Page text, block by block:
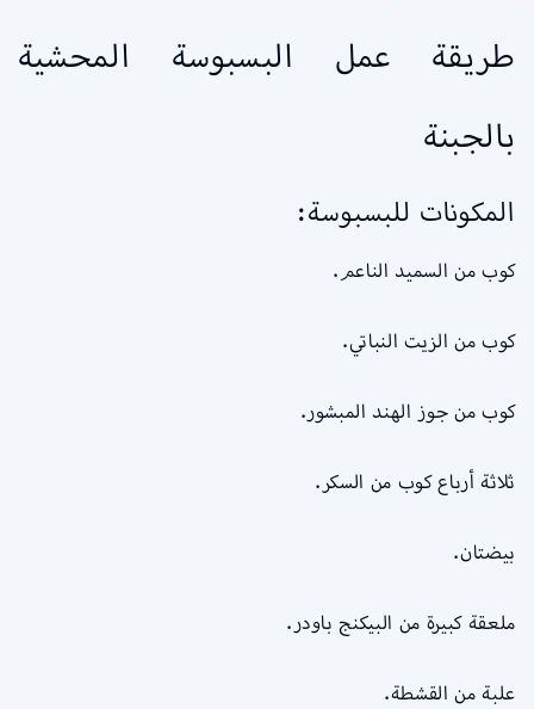
طريقة عمل البسبوسة المحشية
بالجبنة
المكونات للبسبوسة:
كوب من السميد الناعم.
كوب من الزيت النباتي.
كوب من جوز الهند المبشور.
ثلاثة أرباع كوب من السكر.
بيضتان.
ملعقة كبيرة من البيكنج باودر.
علبة من القشطة.